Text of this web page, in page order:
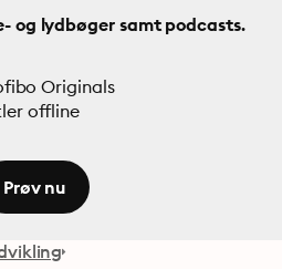
og lydbøger samt podcasts.
Originals
offline
Prøv nu